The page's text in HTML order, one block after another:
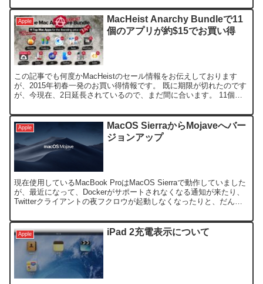
Apple
MacHeist Anarchy Bundleで11
個のアプリが約$15でお買い得
この記事でも何度かMacHeistのセール情報をお伝えしております
が、2015年初春一発のお買い得情報です。 既に期限が切れたのです
が、今現在、2日延長されているので、まだ間に合います。 11個も
Apple
MacOS SierraからMojaveへバー
ジョンアップ
現在使用しているMacBook ProはMacOS Sierraで動作していました
が、最近になって、Dockerがサポートされなくなる通知が来たり、
Twitterクライアントの夜フクロウが起動しなくなったりと、だんだ
Apple iPad 2充電表示について